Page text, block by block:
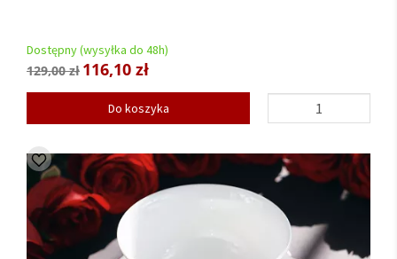
Dostępny (wysyłka do 48h)
129,00 zł 116,10 zł
Do koszyka